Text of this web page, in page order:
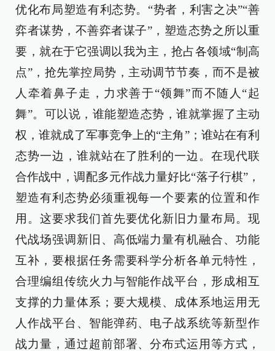
优化布局塑造有利态势。“势者，利害之决”“善
弈者谋势，不善弈者谋子”，塑造态势之所以重
要，就在于它强调以我为主，抢占各领域“制高
点”，抢先掌控局势，主动调节节奏，而不是被
人牵着鼻子走，力求善于“领舞”而不随人“起
舞”。可以说，谁能塑造态势，谁就掌握了主动
权，谁就成了军事竞争上的“主角”；谁站在有利
态势一边，谁就站在了胜利的一边。在现代联
合作战中，调配多元作战力量好比“落子行棋”，
塑造有利态势必须重视每一个要素的位置和作
用。这要求我们首先要优化新旧力量布局。现
代战场强调新旧、高低端力量有机融合、功能
互补，要根据任务需要科学分析各单元特性，
合理编组传统火力与智能作战平台，形成相互
支撑的力量体系；要大规模、成体系地运用无
人作战平台、智能弹药、电子战系统等新型作
战力量，通过超前部署、分布式运用等方式，